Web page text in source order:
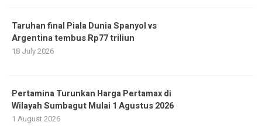
Taruhan final Piala Dunia Spanyol vs
Argentina tembus Rp77 triliun
18 July 2026
Pertamina Turunkan Harga Pertamax di
Wilayah Sumbagut Mulai 1 Agustus 2026
1 August 2026